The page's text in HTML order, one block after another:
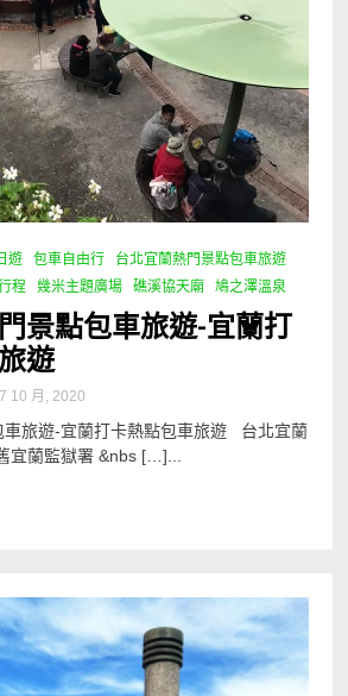
遊 包車自由行
台北宜蘭熱門景點包車旅遊
程
幾米主題廣場 礁溪協天廟 鳩之澤溫泉
景點包車旅遊-宜蘭打
遊
10 月, 2020
車旅遊-宜蘭打卡熱點包車旅遊 台北宜蘭
宜蘭監獄署 &nbs […]...